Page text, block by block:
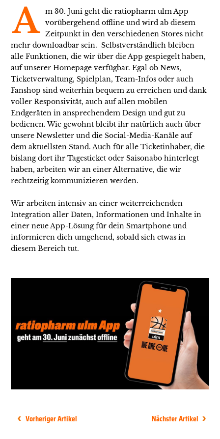
A
m 30. Juni geht die ratiopharm ulm App
vorübergehend offline und wird ab diesem
Zeitpunkt in den verschiedenen Stores nicht
mehr downloadbar sein. Selbstverständlich bleiben
alle Funktionen, die wir über die App gespiegelt haben,
auf unserer Homepage verfügbar. Egal ob News,
Ticketverwaltung, Spielplan, Team-Infos oder auch
Fanshop sind weiterhin bequem zu erreichen und dank
voller Responsivität, auch auf allen mobilen
Endgeräten in ansprechendem Design und gut zu
bedienen. Wie gewohnt bleibt ihr natürlich auch über
unsere Newsletter und die Social-Media-Kanäle auf
dem aktuellsten Stand. Auch für alle Ticketinhaber, die
bislang dort ihr Tagesticket oder Saisonabo hinterlegt
haben, arbeiten wir an einer Alternative, die wir
rechtzeitig kommunizieren werden.
Wir arbeiten intensiv an einer weiterreichenden
Integration aller Daten, Informationen und Inhalte in
einer neue App-Lösung für dein Smartphone und
informieren dich umgehend, sobald sich etwas in
diesem Bereich tut.
Vorheriger Artikel Nächster Artikel